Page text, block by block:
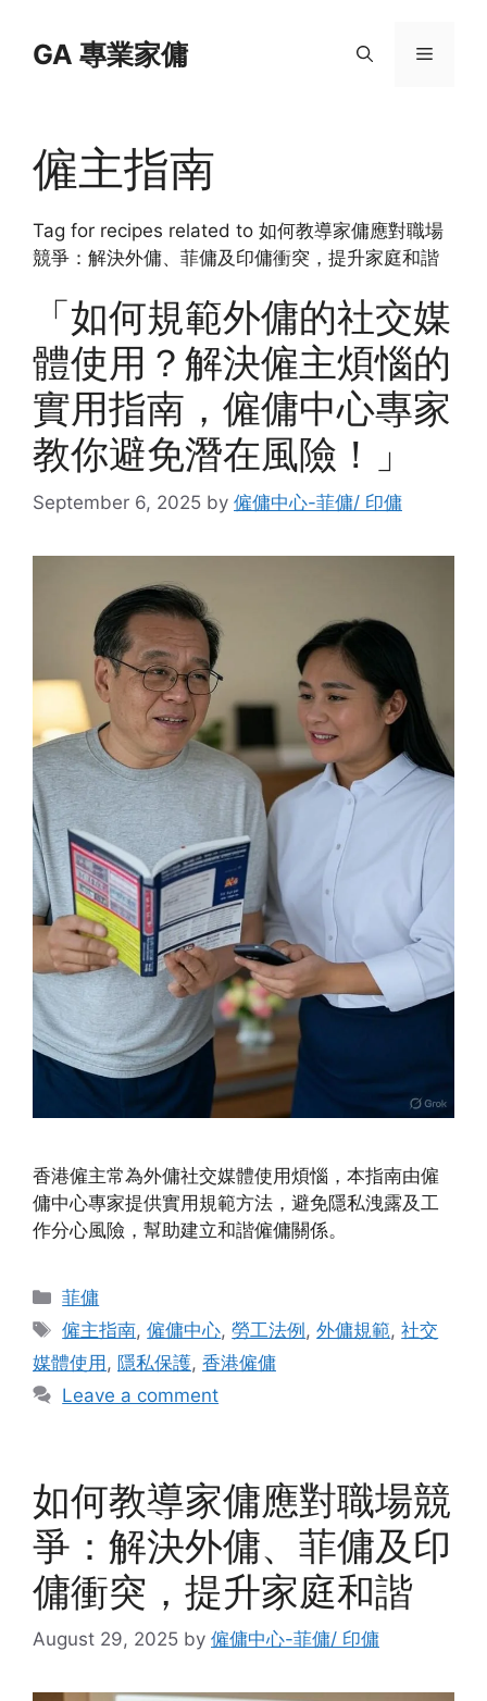
contentGA 專業家傭 Menu
僱主指南
Tag for recipes related to 如何教導家傭應對職場
競爭：解決外傭、菲傭及印傭衝突，提升家庭和諧
「如何規範外傭的社交媒
體使用？解決僱主煩惱的
實用指南，僱傭中心專家
教你避免潛在風險！」
September 6, 2025 by 僱傭中心-菲傭/ 印傭
香港僱主常為外傭社交媒體使用煩惱，本指南由僱
傭中心專家提供實用規範方法，避免隱私洩露及工
作分心風險，幫助建立和諧僱傭關係。
Categories
菲傭
Tags
僱主指南,僱傭中心,勞工法例,外傭規範,社交
媒體使用 , 隱私保護, 香港僱傭
Leave a comment
如何教導家傭應對職場競
爭：解決外傭、菲傭及印
傭衝突，提升家庭和諧
August 29, 2025 by 僱傭中心-菲傭/ 印傭